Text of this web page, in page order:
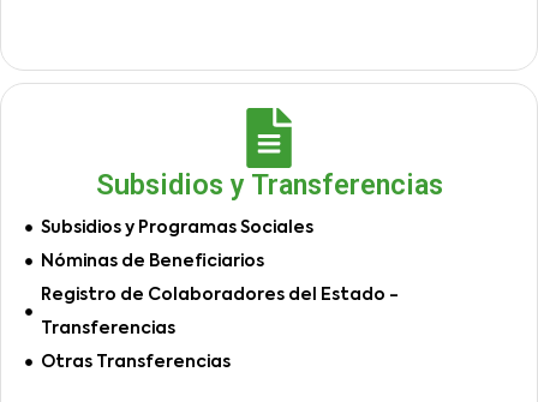
Subsidios y Transferencias
Subsidios y Programas Sociales
Nóminas de Beneficiarios
Registro de Colaboradores del Estado -
Transferencias
Otras Transferencias